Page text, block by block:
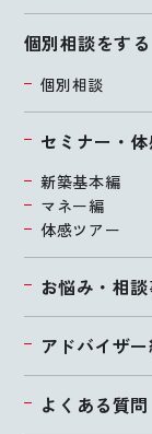
お悩み・相
アドバイザ
よくある質問
個別相談をする
個別相談
セミナー・
新築基本編
マネー編
体感ツアー